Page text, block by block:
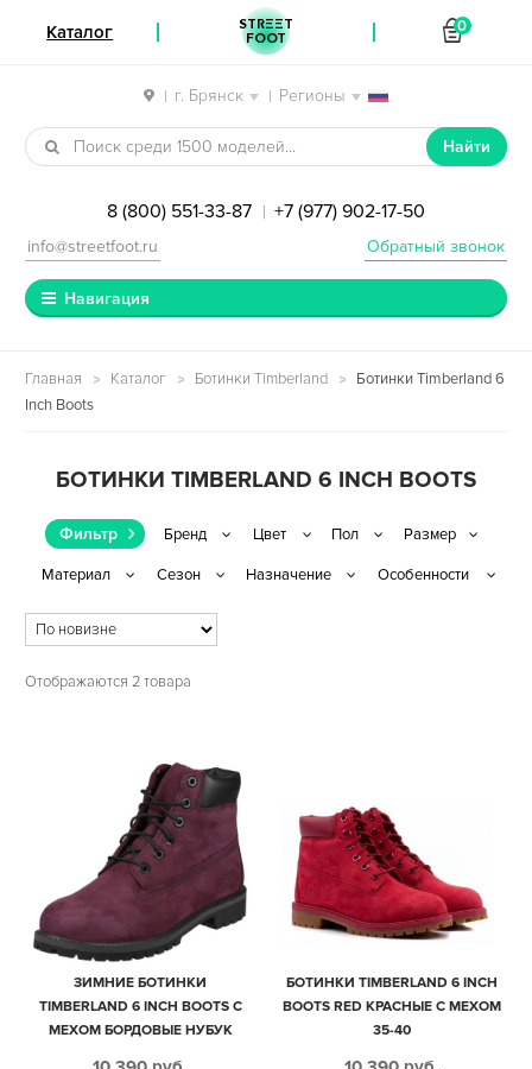
| г. Брянск | Регионы
Перейти к навигации
Перейти к содержимому
Найти
8 (800) 551-33-87 | +7 (977) 902-17-50
Обратный звонок
info@streetfoot.ru
Навигация
Главная Каталог Ботинки Timberland
Ботинки Timberland 6
Inch Boots
БОТИНКИ TIMBERLAND 6 INCH BOOTS
Фильтр
Отображаются 2 товара
ЗИМНИЕ БОТИНКИ
TIMBERLAND 6 INCH BOOTS С
МЕХОМ БОРДОВЫЕ НУБУК
БОТИНКИ TIMBERLAND 6 INCH
BOOTS RED КРАСНЫЕ С МЕХОМ
35-40
Каталог STREET
FOOT
0